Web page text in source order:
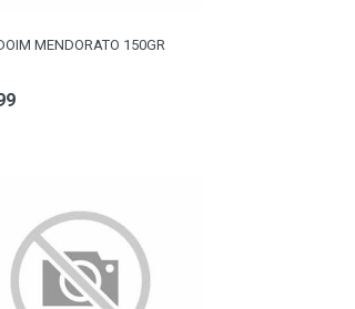
MENDORATO 150GR